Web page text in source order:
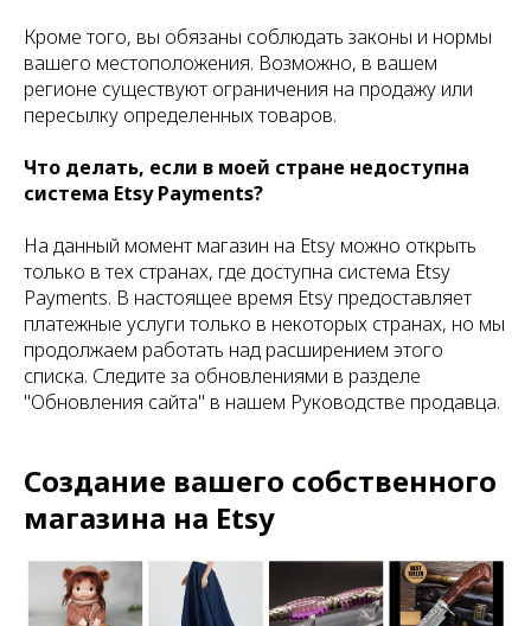
Кроме того, вы обязаны соблюдать законы и нормы
вашего местоположения. Возможно, в вашем
регионе существуют ограничения на продажу или
пересылку определенных товаров.
Что делать, если в моей стране недоступна
система Etsy Payments?
На данный момент магазин на Etsy можно открыть
только в тех странах, где доступна система Etsy
Payments. В настоящее время Etsy предоставляет
платежные услуги только в некоторых странах, но мы
продолжаем работать над расширением этого
списка. Следите за обновлениями в разделе
"Обновления сайта" в нашем Руководстве продавца.
Создание вашего собственного
магазина на Etsy